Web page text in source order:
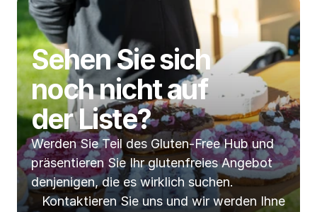
Sehen Sie sich
noch nicht auf
der Liste?
Werden Sie Teil des Gluten-Free Hub und
präsentieren Sie Ihr glutenfreies Angebot
denjenigen, die es wirklich suchen.
Kontaktieren Sie uns und wir werden Ihnen bei